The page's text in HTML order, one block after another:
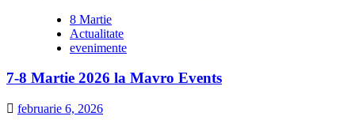
8 Martie
Actualitate
evenimente
7-8 Martie 2026 la Mavro Events
februarie 6, 2026